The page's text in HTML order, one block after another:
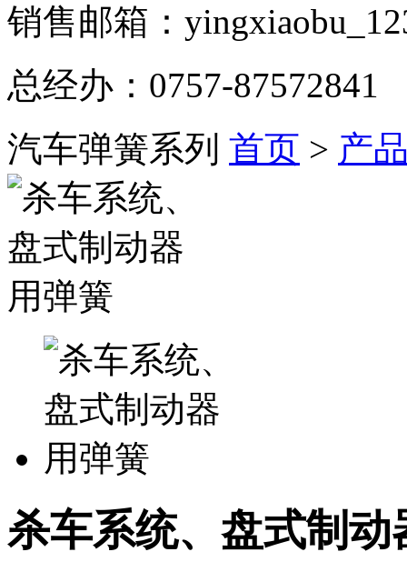
销售邮箱：
总经办：0757-87572841
汽车弹簧系列 首页 > 产
杀车系统、盘式制动